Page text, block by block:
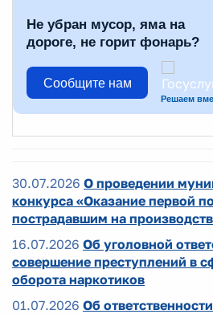
Не убран мусор, яма на
дороге, не горит фонарь?
Сообщите нам
Решаем
30.07.2026 О проведении
конкурса «Оказание первой
пострадавшим на
16.07.2026 Об уголовной
совершение преступлений в
оборота наркотиков
01.07.2026 Об